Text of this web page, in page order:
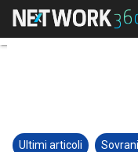
Ultimi articoli